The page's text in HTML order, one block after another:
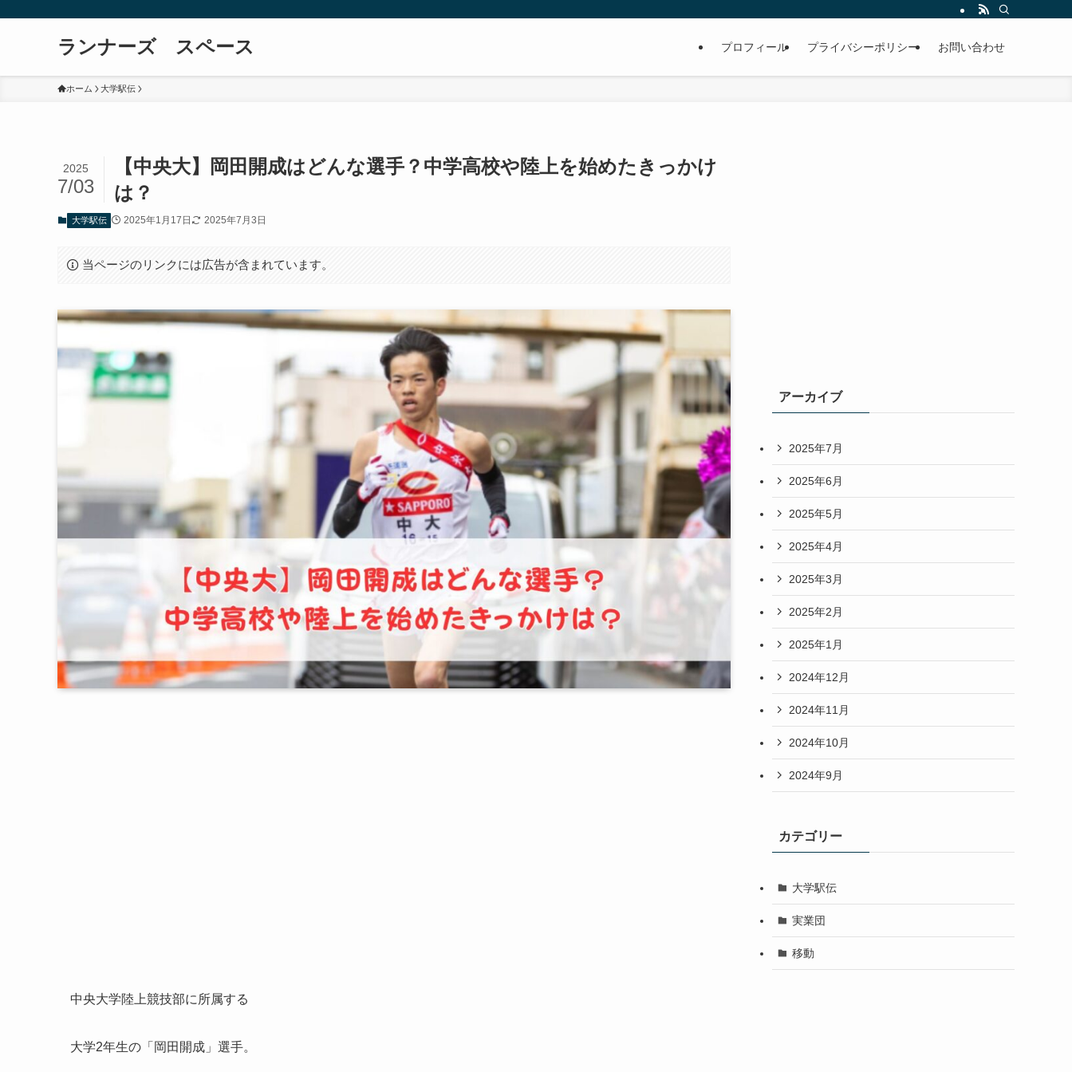
ランナーズ スペース プロフィール プライバシーポリシー お問い合わせ
ホーム 大学駅伝
【中央大】岡田開成はどんな選手？中学高校や陸上を始めたきっかけ
は？
2025
7/03
大学駅伝 2025年1月17日 2025年7月3日
当ページのリンクには広告が含まれています。
中央大学陸上競技部に所属する
大学2年生の「 岡田開成 」選手。
アーカイブ
2025年7月
2025年6月
2025年5月
2025年4月
2025年3月
2025年2月
2025年1月
2024年12月
2024年11月
2024年10月
2024年9月
カテゴリー
大学駅伝
実業団
移動